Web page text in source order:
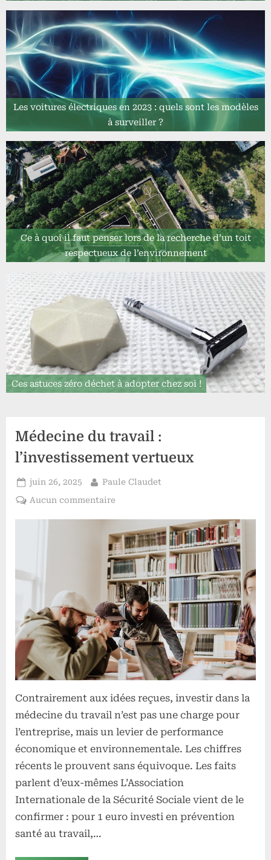
Les voitures électriques en 2023 : quels sont les modèles
à surveiller ?
Ce à quoi il faut penser lors de la recherche d’un toit
respectueux de l’environnement
Ces astuces zéro déchet à adopter chez soi !
Médecine du travail :
l’investissement vertueux
Posted
on
juin 26, 2025 By
Paule Claudet
Aucun commentaire
travail
:
l’investissement
vertueux
Contrairement aux idées reçues, investir dans la
médecine du travail n’est pas une charge pour
l’entreprise, mais un levier de performance
économique et environnementale. Les chiffres
récents le prouvent sans équivoque. Les faits
parlent d’eux-mêmes L’Association
Internationale de la Sécurité Sociale vient de le
confirmer : pour 1 euro investi en prévention
santé au travail,…